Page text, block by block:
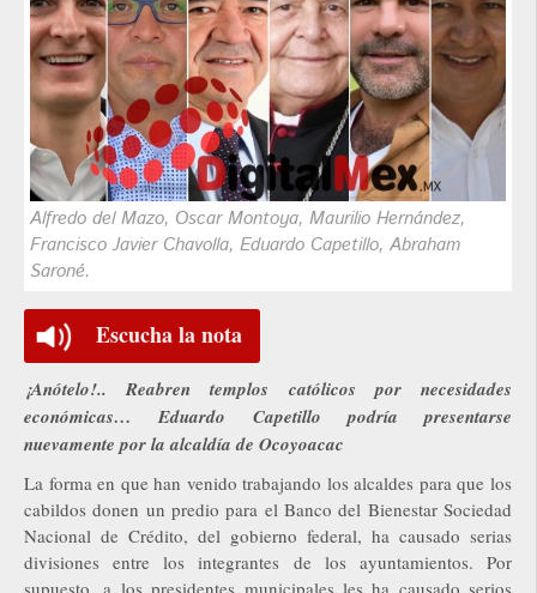
Alfredo del Mazo, Oscar Montoya, Maurilio Hernández,
Francisco Javier Chavolla, Eduardo Capetillo, Abraham
Saroné.
Escucha la nota
¡Anótelo!.. Reabren templos católicos por necesidades
económicas… Eduardo Capetillo podría presentarse
nuevamente por la alcaldía de Ocoyoacac
La forma en que han venido trabajando los alcaldes para que los
cabildos donen un predio para el Banco del Bienestar Sociedad
Nacional de Crédito, del gobierno federal, ha causado serias
divisiones entre los integrantes de los ayuntamientos. Por